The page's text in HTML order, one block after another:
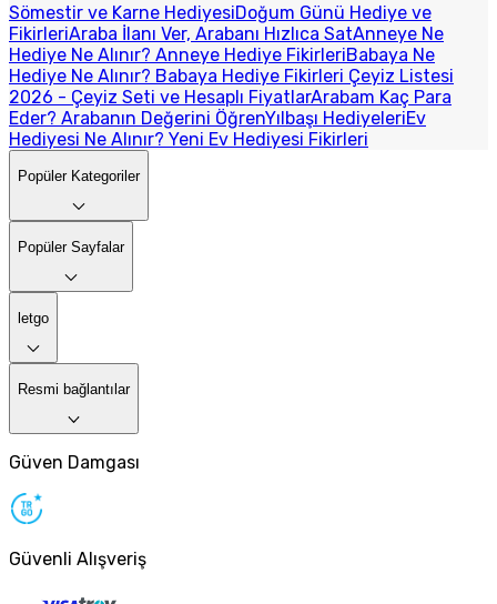
Sömestir ve Karne HediyesiDoğum Günü Hediye ve
FikirleriAraba İlanı Ver, Arabanı Hızlıca SatAnneye Ne
Hediye Ne Alınır? Anneye Hediye FikirleriBabaya Ne
Hediye Ne Alınır? Babaya Hediye Fikirleri Çeyiz Listesi
2026 - Çeyiz Seti ve Hesaplı FiyatlarArabam Kaç Para
Eder? Arabanın Değerini ÖğrenYılbaşı HediyeleriEv
Hediyesi Ne Alınır? Yeni Ev Hediyesi Fikirleri
Popüler Kategoriler
Popüler Sayfalar
letgo
Resmi bağlantılar
Güven Damgası
Güvenli Alışveriş